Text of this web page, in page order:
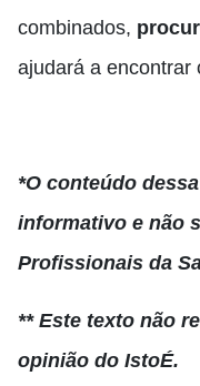
combinados,
ajudará a encontrar
*O conteúdo
informativo e não
Profissionais da
** Este texto não
opinião do IstoÉ.